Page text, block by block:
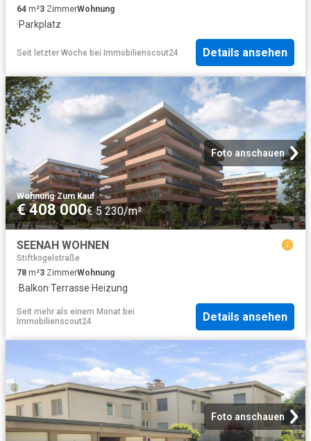
64 m²3 ZimmerWohnung
·Parkplatz
Seit letzter Woche bei Immobilienscout24 Details ansehen
Foto anschauen
Wohnung·Zum Kauf
€ 408 000€ 5 230/m²
SEENAH WOHNEN
Stiftkogelstraße
78 m²3 ZimmerWohnung
·Balkon·Terrasse·Heizung
Seit mehr als einem Monat bei
Immobilienscout24
Details ansehen
Foto anschauen